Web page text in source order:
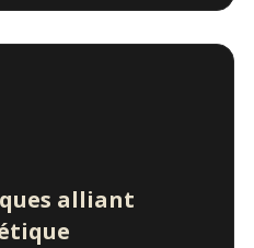
alliant